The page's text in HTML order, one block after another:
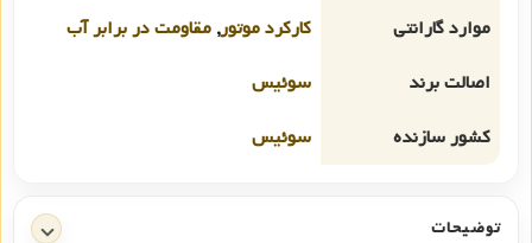
موارد گارانتی کارکرد موتور, مقاومت در برابر آب
اصالت برند
سوئیس
کشور سازنده
سوئیس
توضیحات